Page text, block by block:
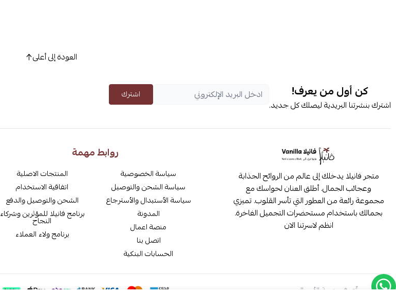
العودة إلى أعلى
كن أول من يعرف!
اشترك بنشرتنا البريدية ليصلك كل جديد.
اشترك
متجر فانيلا يدخلك إلى عالم من الروائح الجذابة
وعجائب الجمال. أطلق العنان لحواسك مع
مجموعة رائعة من العطور التي تأسر القلوب. تميزي
بجمالك باستخدام مستحضرات التجميل الفاخرة.
انظم لاسرتنا الان
روابط مهمة
سياسة الخصوصية
سياسة الشحن والتوصيل
سياسة الأستبدال والأسترجاع
المدونة
منصة اعمال
اتصل بنا
الحسابات البنكية
المنتجات الاصلية
اتفاقية الاستخدام
الشحن والتوصيل والدفع
برنامج فانيلا للمؤثرين وشركاء
النجاح
برنامج ولاء العملاء
موثّق في منصة الأعمال